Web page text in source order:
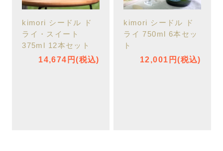
kimori シードル ド
ライ・スイート
375ml 12本セット
14,674円(税込)
kimori シードル ド
ライ 750ml 6本セッ
ト
12,001円(税込)